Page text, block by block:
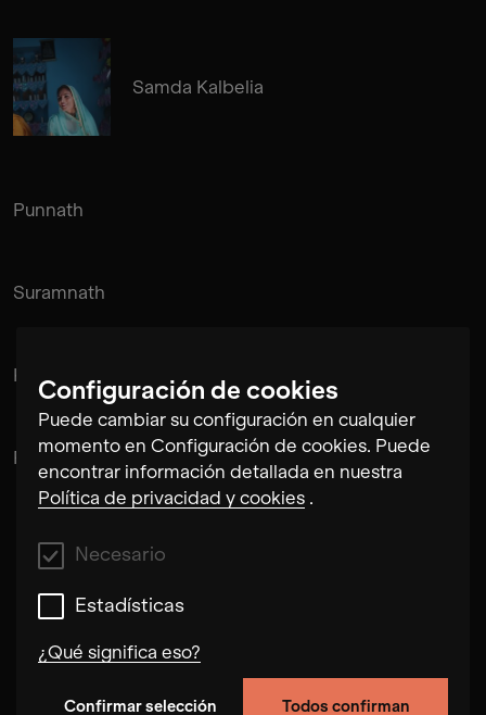
Configuración de cookies
Puede cambiar su configuración en cualquier
momento en Configuración de cookies. Puede
encontrar información detallada en nuestra
Política de privacidad y cookies .
Necesario
Estadísticas
¿Qué significa eso?
Confirmar selección Todos confirman
Samda Kalbelia
Punnath
Suramnath
Kishan Hadi
Pintu Padihar